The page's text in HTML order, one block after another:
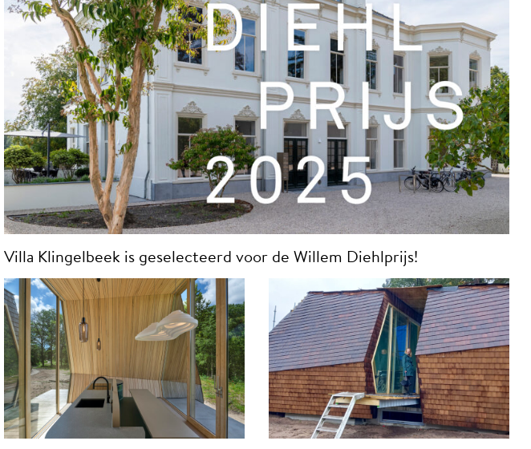
Villa Klingelbeek is geselecteerd voor de Willem Diehlprijs!